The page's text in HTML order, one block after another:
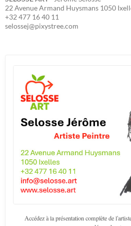
22 Avenue Armand Huysmans 1050
+32 477 16 40 11
selossej@pixystree.com
Accédez à la présentation complète de